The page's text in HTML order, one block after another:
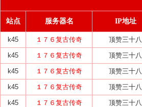
站点 服务器名 IP地址
k45 １７６复古传奇 顶赞三十八
k45 １７６复古传奇 顶赞三十八
k45 １７６复古传奇 顶赞三十八
k45 １７６复古传奇 顶赞三十八
k45 １７６复古传奇 顶赞三十八